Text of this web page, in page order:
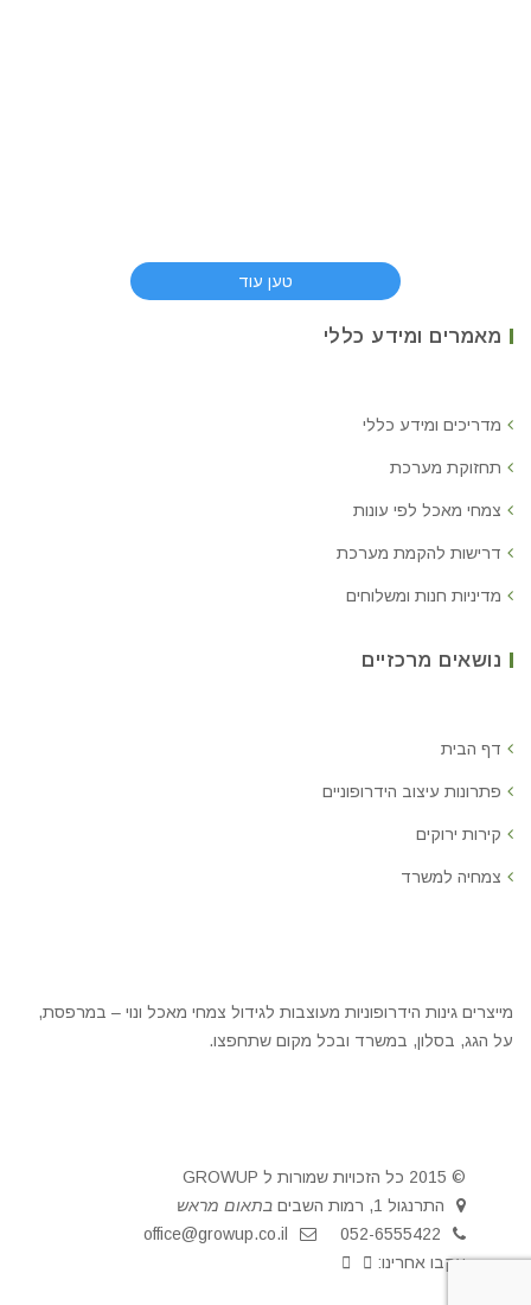
טען עוד
מאמרים ומידע כללי
מדריכים ומידע כללי
תחזוקת מערכת
צמחי מאכל לפי עונות
דרישות להקמת מערכת
מדיניות חנות ומשלוחים
נושאים מרכזיים
דף הבית
פתרונות עיצוב הידרופוניים
קירות ירוקים
צמחיה למשרד
מייצרים גינות הידרופוניות מעוצבות לגידול צמחי מאכל ונוי – במרפסת,
על הגג, בסלון, במשרד ובכל מקום שתחפצו.
© 2015 כל הזכויות שמורות ל GROWUP
התרנגול 1, רמות השבים
בתאום מראש
052-6555422
office@growup.co.il
עקבו אחרינו: